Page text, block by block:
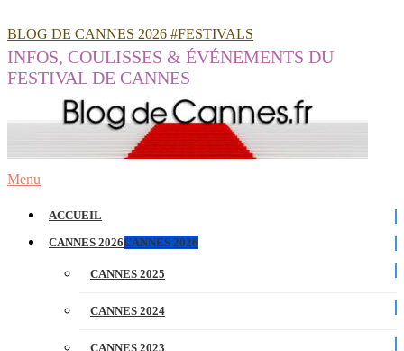
BLOG DE CANNES 2026 #FESTIVALS
INFOS, COULISSES & ÉVÉNEMENTS DU
FESTIVAL DE CANNES
Menu
ACCUEIL
CANNES 2026CANNES 2026
CANNES 2025
CANNES 2024
CANNES 2023